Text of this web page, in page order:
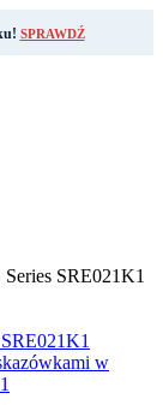
SPRAWDŹ
SRE021K1